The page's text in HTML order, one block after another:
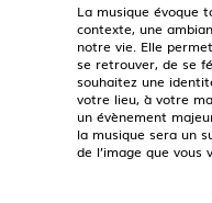
La musique évoque
contexte, une
notre vie. Elle
se retrouver, de se
souhaitez une
votre lieu, à votre
un évènement
la musique sera un
de l’image que vous